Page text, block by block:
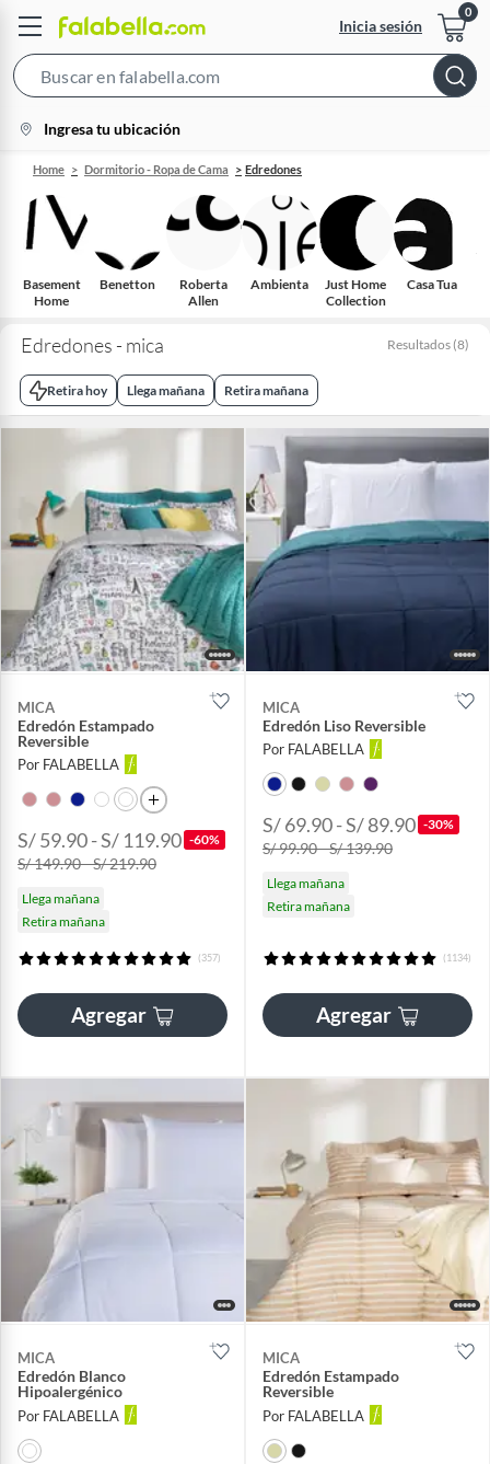
Inicia sesión
Bar
location-
icon
Ingresa tu ubicación
Home Dormitorio - Ropa de Cama Edredones
Basement
Home
Benetton
Roberta
Allen
Ambienta
Just Home
Collection
Casa Tua
Edredones - mica Resultados (8)
Retira hoy Llega mañana Retira mañana
MICA
Edredón Estampado
Reversible
Por FALABELLA
S/ 59.90 - S/ 119.90 -60%
S/ 149.90 - S/ 219.90
Llega mañana
Retira mañana
(357)
Agregar
MICA
Edredón Liso Reversible
Por FALABELLA
S/ 69.90 - S/ 89.90 -30%
S/ 99.90 - S/ 139.90
Llega mañana
Retira mañana
(1134)
Agregar
MICA
Edredón Blanco
Hipoalergénico
Por FALABELLA
MICA
Edredón Estampado
Reversible
Por FALABELLA